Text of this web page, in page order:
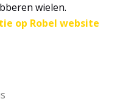
wielen.
op Robel website